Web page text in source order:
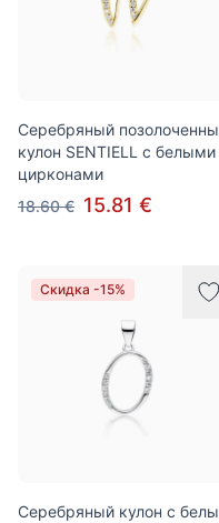
Серебряный
кулон SENTIELL с белыми
цирконами
18.60 € 15.81 €
Скидка -15%
Серебряный кулон с